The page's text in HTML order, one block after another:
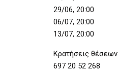
29/06, 20:00
06/07, 20:00
13/07, 20:00
Κρατήσεις θέσεων:
697 20 52 268